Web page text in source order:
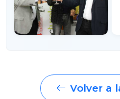
Volver a